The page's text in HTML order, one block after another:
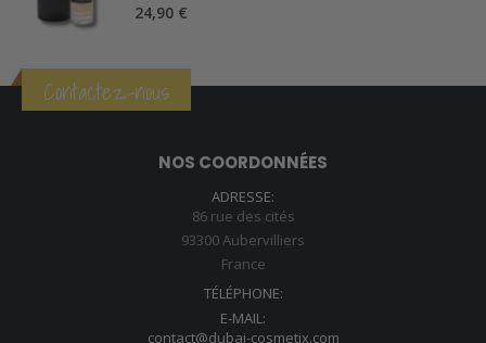
24,90 €
Contactez-nous
NOS COORDONNÉES
ADRESSE:
86 rue des cités
93300 Aubervilliers
France
TÉLÉPHONE:
E-MAIL:
contact@dubai-cosmetix.com